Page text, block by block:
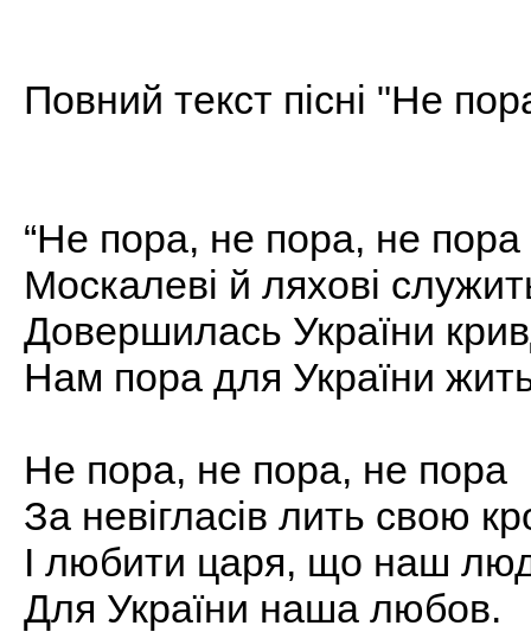
Повний текст пісні "Не
“Не пора, не пора, не пора
Москалеві й ляхові
Довершилась України
Нам пора для України
Не пора, не пора, не пора
За невігласів лить свою
І любити царя, що наш
Для України наша любов.